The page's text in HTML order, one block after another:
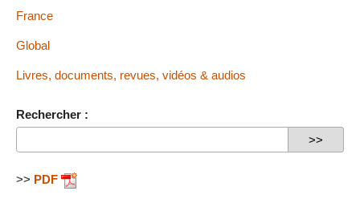
France
Global
Livres, documents, revues, vidéos & audios
Rechercher :
>> PDF